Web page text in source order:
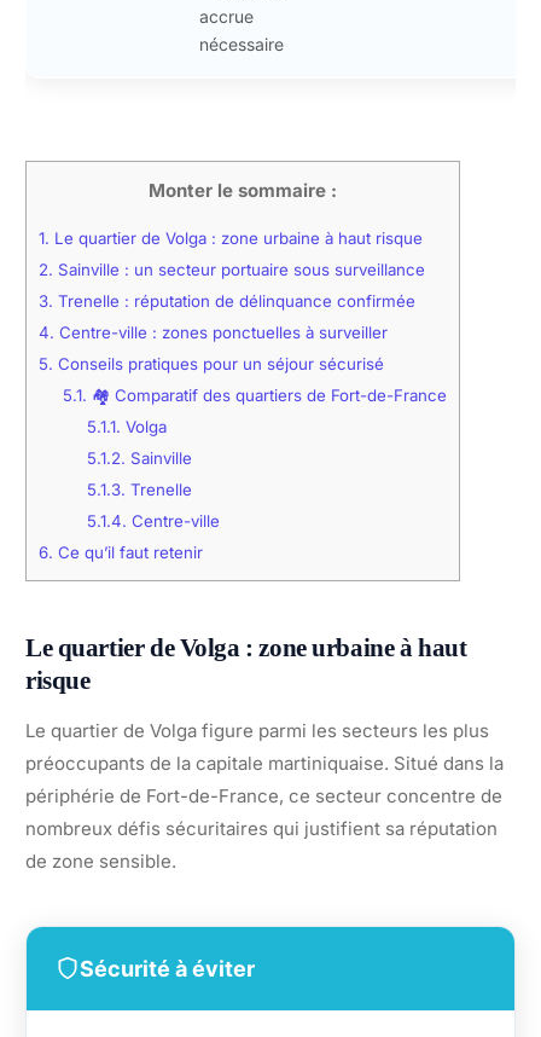
accrue
nécessaire
Monter le sommaire :
1. Le quartier de Volga : zone urbaine à haut risque
2. Sainville : un secteur portuaire sous surveillance
3. Trenelle : réputation de délinquance confirmée
4. Centre-ville : zones ponctuelles à surveiller
5. Conseils pratiques pour un séjour sécurisé
5.1. 🏘️ Comparatif des quartiers de Fort-de-France
5.1.1. Volga
5.1.2. Sainville
5.1.3. Trenelle
5.1.4. Centre-ville
6. Ce qu’il faut retenir
Le quartier de Volga : zone urbaine à haut
risque
Le quartier de Volga figure parmi les secteurs les plus
préoccupants de la capitale martiniquaise. Situé dans la
périphérie de Fort-de-France, ce secteur concentre de
nombreux défis sécuritaires qui justifient sa réputation
de zone sensible.
Sécurité à éviter